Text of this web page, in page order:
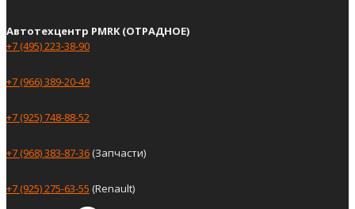
Автотехцентр PMRK (ОТРАДНОЕ)
+7 (495) 223-38-90
+7 (966) 389-20-49
+7 (925) 748-88-52
+7 (968) 383-87-36(Запчасти)
+7 (925) 275-63-55 (Renault)